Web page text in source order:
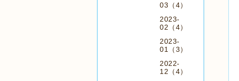
03（4）
2023-
02（4）
2023-
01（3）
2022-
12（4）